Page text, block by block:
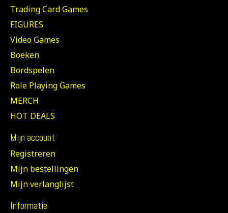
Trading Card Games
FIGURES
Video Games
Boeken
Bordspelen
Role Playing Games
MERCH
HOT DEALS
Mijn account
Registreren
Mijn bestellingen
Mijn verlanglijst
Informatie